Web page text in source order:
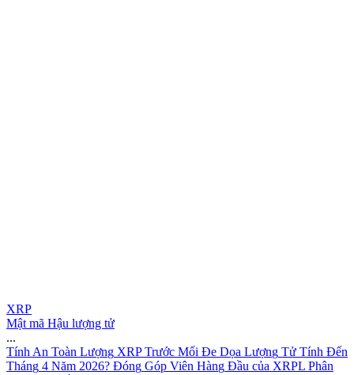
XRP
Mật mã Hậu lượng tử
...
Tính An Toàn Lượng XRP Trước Mối Đe Dọa Lượng Tử Tính Đến
Tháng 4 Năm 2026? Đóng Góp Viên Hàng Đầu của XRPL Phân